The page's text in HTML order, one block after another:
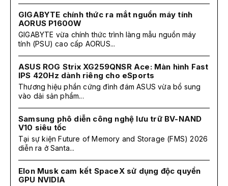
GIGABYTE chính thức ra mắt nguồn máy tính
AORUS P1600W
GIGABYTE vừa chính thức trình làng mẫu nguồn máy
tính (PSU) cao cấp AORUS...
ASUS ROG Strix XG259QNSR Ace: Màn hình Fast
IPS 420Hz dành riêng cho eSports
Thương hiệu phần cứng đình đám ASUS vừa bổ sung
vào dải sản phẩm...
Samsung phô diễn công nghệ lưu trữ BV-NAND
V10 siêu tốc
Tại sự kiện Future of Memory and Storage (FMS) 2026
diễn ra ở Santa...
Elon Musk cam kết SpaceX sử dụng độc quyền
GPU NVIDIA